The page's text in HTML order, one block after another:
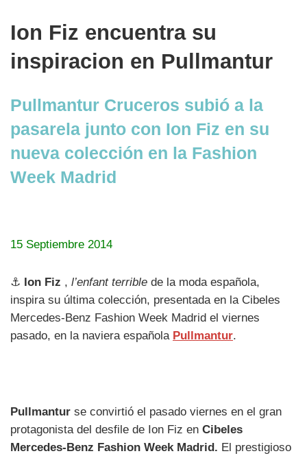
Ion Fiz encuentra su
inspiracion en Pullmantur
Pullmantur Cruceros subió a la
pasarela junto con Ion Fiz en su
nueva colección en la Fashion
Week Madrid
15 Septiembre 2014
⚓ Ion Fiz , l’enfant terrible de la moda española,
inspira su última colección, presentada en la Cibeles
Mercedes-Benz Fashion Week Madrid el viernes
pasado, en la naviera española Pullmantur.
Pullmantur se convirtió el pasado viernes en el gran
protagonista del desfile de Ion Fiz en Cibeles
Mercedes-Benz Fashion Week Madrid. El prestigioso